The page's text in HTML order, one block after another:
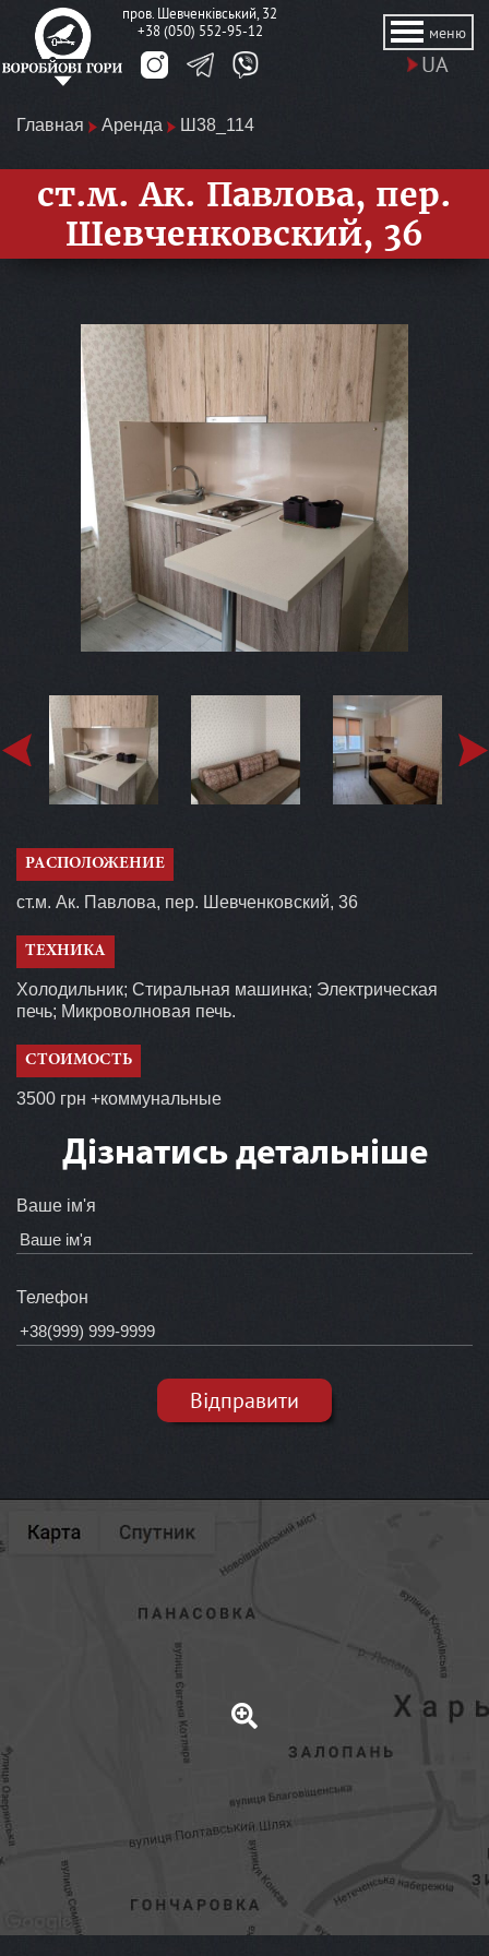
пров. Шевченківський, 32
+38 (050) 552-95-12
меню
UA
Главная Аренда Ш38_114
ст.м. Ак. Павлова, пер.
Шевченковский, 36
РАСПОЛОЖЕНИЕ
ст.м. Ак. Павлова, пер. Шевченковский, 36
ТЕХНИКА
Холодильник; Стиральная машинка; Электрическая
печь; Микроволновая печь.
СТОИМОСТЬ
3500 грн +коммунальные
Дізнатись детальніше
Ваше ім'я
Телефон
Відправити